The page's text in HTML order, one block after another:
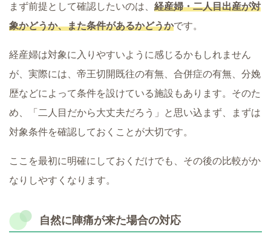
まず前提として確認したいのは、 経産婦・二人目出産が対
象かどうか、また条件があるかどうかです。
経産婦は対象に入りやすいように感じるかもしれません
が、実際には、帝王切開既往の有無、合併症の有無、分娩
歴などによって条件を設けている施設もあります。そのた
め、「二人目だから大丈夫だろう」と思い込まず、まずは
対象条件を確認しておくことが大切です。
ここを最初に明確にしておくだけでも、その後の比較がか
なりしやすくなります。
自然に陣痛が来た場合の対応